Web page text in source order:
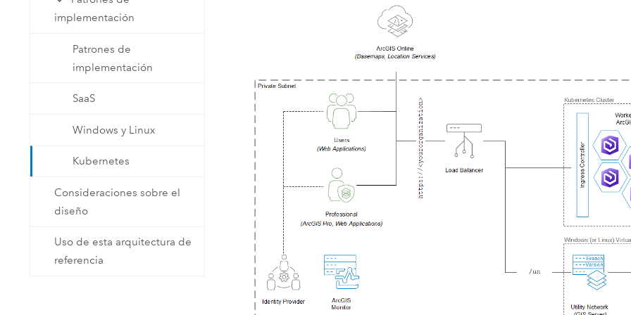
Tecnología para desarrolladores
Todos los productos
implementación
Patrones de
implementación
SaaS
Windows y Linux
Kubernetes
Consideraciones sobre el
diseño
Uso de esta arquitectura de
referencia